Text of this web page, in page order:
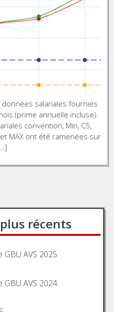
salariales fournies
(prime annuelle incluse).
convention, Min, C5,
MAX ont été ramenées sur
récents
GBU AVS 2025
GBU AVS 2024